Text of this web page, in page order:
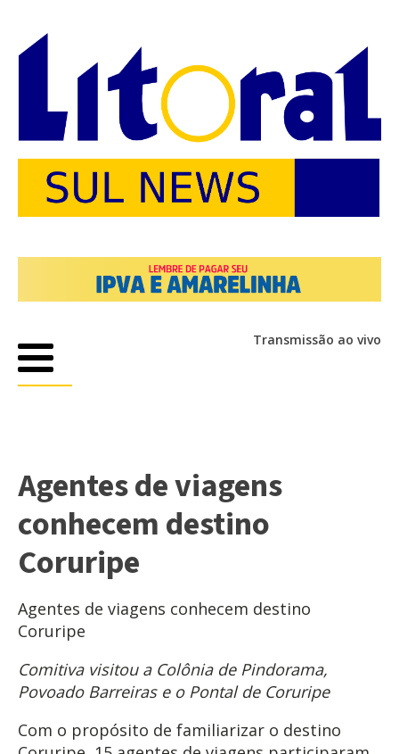
Transmissão ao vivo
Agentes de viagens
conhecem destino
Coruripe
Agentes de viagens conhecem destino
Coruripe
Comitiva visitou a Colônia de Pindorama,
Povoado Barreiras e o Pontal de Coruripe
Com o propósito de familiarizar o destino